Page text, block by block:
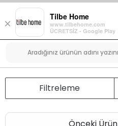
×
Tilbe Home
www.tilbehome.com
ÜCRETSİZ - Google Play
Menü
Filtreleme